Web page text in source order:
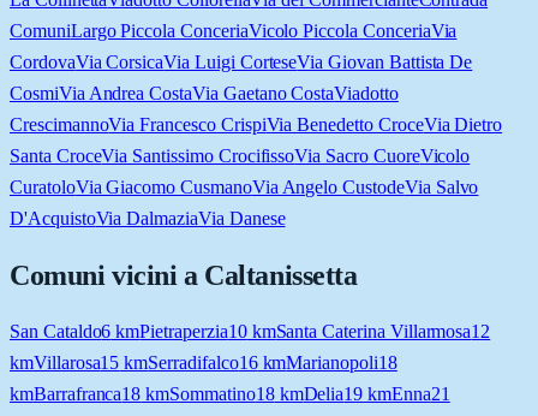
ComuniLargo Piccola ConceriaVicolo Piccola ConceriaVia
CordovaVia CorsicaVia Luigi CorteseVia Giovan Battista De
CosmiVia Andrea CostaVia Gaetano CostaViadotto
CrescimannoVia Francesco CrispiVia Benedetto CroceVia Dietro
Santa CroceVia Santissimo CrocifissoVia Sacro CuoreVicolo
CuratoloVia Giacomo CusmanoVia Angelo CustodeVia Salvo
D'AcquistoVia DalmaziaVia Danese
Comuni vicini a Caltanissetta
San Cataldo6 kmPietraperzia10kmSanta Caterina Villarmosa12
kmVillarosa15 kmSerradifalco16kmMarianopoli18
kmBarrafranca18 kmSommatino18kmDelia19 kmEnna21